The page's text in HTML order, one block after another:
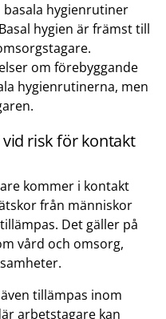
hygienrutiner
hygien är främst till
om förebyggande
hygienrutinerna, men
risk för kontakt
kommer i kontakt
från människor
Det gäller på
vård och omsorg,
tillämpas inom
arbetstagare kan